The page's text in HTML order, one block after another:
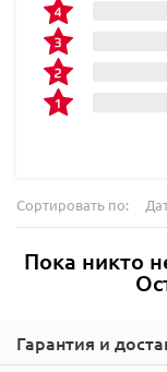
Гарантия и
Сортировать по:
Пока никто